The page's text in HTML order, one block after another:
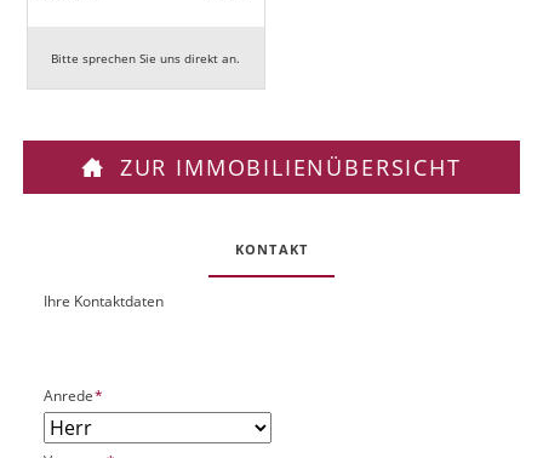
Bitte sprechen Sie uns direkt an.
ZUR IMMOBILIENÜBERSICHT
KONTAKT
O
k
P
UIhre Kontaktdaten
P
f
l
Anrede*